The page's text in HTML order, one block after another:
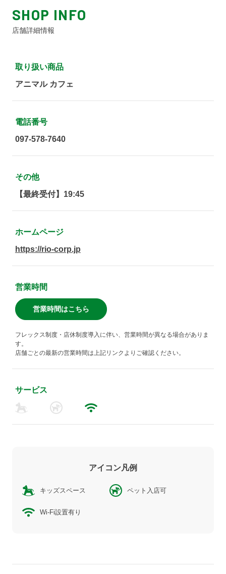
SHOP INFO
店舗詳細情報
取り扱い商品
アニマル カフェ
電話番号
097-578-7640
その他
【最終受付】19:45
ホームページ
https://rio-corp.jp
営業時間
営業時間はこちら
フレックス制度・店休制度導入に伴い、営業時間が異なる場合がありま
す。
店舗ごとの最新の営業時間は上記リンクよりご確認ください。
サービス
アイコン凡例
キッズスペース ペット入店可
Wi-Fi設置有り